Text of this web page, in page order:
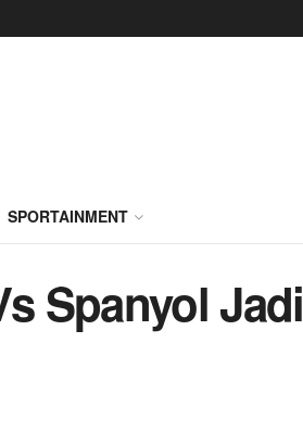
SPORTAINMENT
Spanyol Jadi